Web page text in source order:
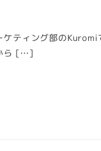
ティング部の
ら […]